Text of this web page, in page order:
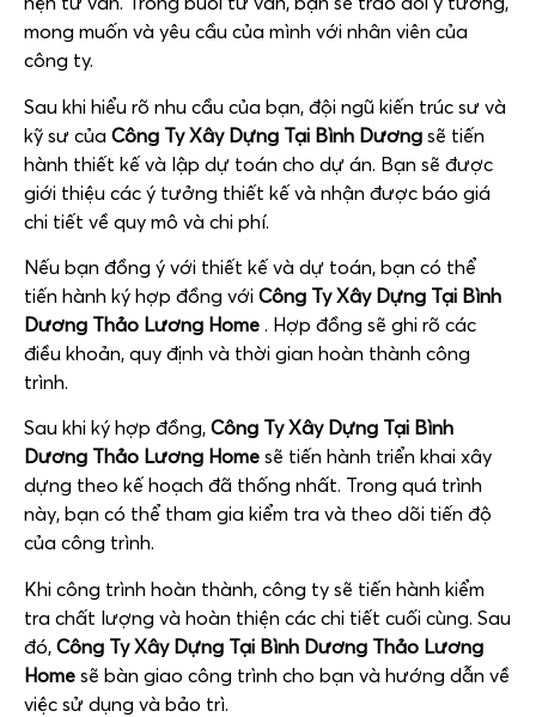
mong muốn và yêu cầu của mình với nhân viên của
công ty.
Sau khi hiểu rõ nhu cầu của bạn, đội ngũ kiến trúc sư và
kỹ sư của Công Ty Xây Dựng Tại Bình Dương sẽ tiến
hành thiết kế và lập dự toán cho dự án. Bạn sẽ được
giới thiệu các ý tưởng thiết kế và nhận được báo giá
chi tiết về quy mô và chi phí.
Nếu bạn đồng ý với thiết kế và dự toán, bạn có thể
tiến hành ký hợp đồng với Công Ty Xây Dựng Tại Bình
Dương Thảo Lương Home . Hợp đồng sẽ ghi rõ các
điều khoản, quy định và thời gian hoàn thành công
trình.
Sau khi ký hợp đồng, Công Ty Xây Dựng Tại Bình
Dương Thảo Lương Home sẽ tiến hành triển khai xây
dựng theo kế hoạch đã thống nhất. Trong quá trình
này, bạn có thể tham gia kiểm tra và theo dõi tiến độ
của công trình.
Khi công trình hoàn thành, công ty sẽ tiến hành kiểm
tra chất lượng và hoàn thiện các chi tiết cuối cùng. Sau
đó, Công Ty Xây Dựng Tại Bình Dương Thảo Lương
Home sẽ bàn giao công trình cho bạn và hướng dẫn về
việc sử dụng và bảo trì.